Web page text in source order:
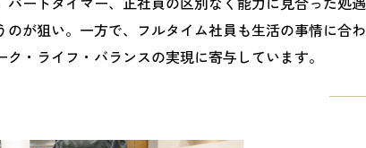
が狙い。一方で、フルタイム社員も生活の事情に合わ
・ライフ・バランスの実現に寄与しています。